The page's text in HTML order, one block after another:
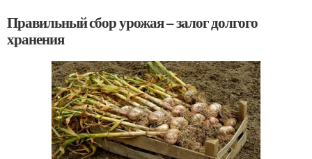
Правильный сбор урожая – залог долгого
хранения